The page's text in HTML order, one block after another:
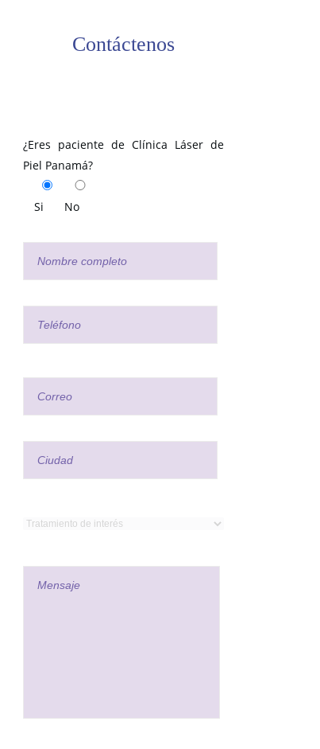
Contáctenos
¿Eres paciente de Clínica Láser de
Piel Panamá?
Si No